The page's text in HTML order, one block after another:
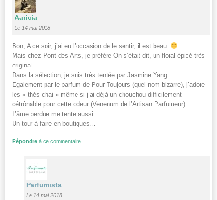
Aaricia
Le 14 mai 2018
Bon, A ce soir, j’ai eu l’occasion de le sentir, il est beau.
Mais chez Pont des Arts, je préfère On s’était dit, un floral épicé très
original.
Dans la sélection, je suis très tentée par Jasmine Yang.
Egalement par le parfum de Pour Toujours (quel nom bizarre), j’adore
les « thés chai » même si j’ai déjà un chouchou difficilement
détrônable pour cette odeur (Venenum de l’Artisan Parfumeur).
L’âme perdue me tente aussi.
Un tour à faire en boutiques…
Répondre à ce commentaire
Parfumista
Le 14 mai 2018